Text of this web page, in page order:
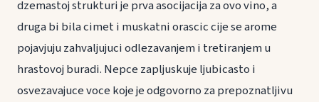
dzemastoj strukturi je prva asocijacija za ovo vino, a
druga bi bila cimet i muskatni orascic cije se arome
pojavjuju zahvaljujuci odlezavanjem i tretiranjem u
hrastovoj buradi. Nepce zapljuskuje ljubicasto i
osvezavajuce voce koje je odgovorno za prepoznatljivu